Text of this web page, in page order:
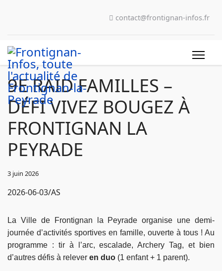
contact@frontignan-infos.fr
9E RAID FAMILLES –
DÉFI VIVEZ BOUGEZ À
FRONTIGNAN LA
PEYRADE
3 juin 2026
2026-06-03/AS
La Ville de Frontignan la Peyrade organise une demi-
journée d’activités sportives en famille, ouverte à tous ! Au
programme : tir à l’arc, escalade, Archery Tag, et bien
d’autres défis à relever en duo (1 enfant + 1 parent).